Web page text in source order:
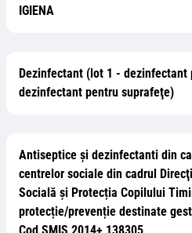
IGIENA
Dezinfectant (lot 1 -
dezinfectant pentru suprafeţe)
Antiseptice şi dezinfectanti din
centrelor sociale din cadrul
Socială și Protecția Copilului
protecție/prevenție destinate